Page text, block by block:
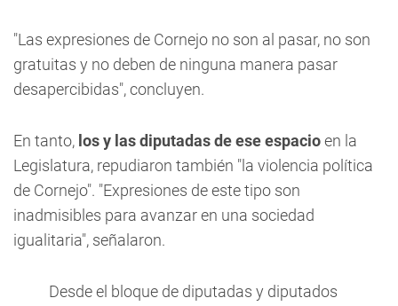
"Las expresiones de Cornejo no son al pasar, no son
gratuitas y no deben de ninguna manera pasar
desapercibidas", concluyen.
En tanto, los y las diputadas de ese espacioen la
Legislatura, repudiaron también "la violencia política
de Cornejo". "Expresiones de este tipo son
inadmisibles para avanzar en una sociedad
igualitaria", señalaron.
Desde el bloque de diputadas y diputados